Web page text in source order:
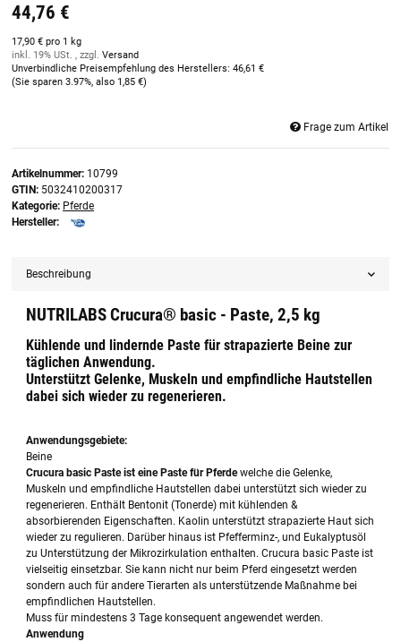
44,76 €
17,90 € pro 1 kg
inkl. 19% USt. , zzgl. Versand
Unverbindliche Preisempfehlung des Herstellers: 46,61 €
(Sie sparen 3.97%, also 1,85 €)
Frage zum Artikel
Artikelnummer: 10799
GTIN: 5032410200317
Kategorie: Pferde
Hersteller:
Beschreibung
NUTRILABS Crucura® basic - Paste, 2,5 kg
Kühlende und lindernde Paste für strapazierte Beine zur
täglichen Anwendung.
Unterstützt Gelenke, Muskeln und empfindliche Hautstellen
dabei sich wieder zu regenerieren.
Anwendungsgebiete:
Beine
Crucura basic Paste ist eine Paste für Pferdewelche die Gelenke,
Muskeln und empfindliche Hautstellen dabei unterstützt sich wieder zu
regenerieren. Enthält Bentonit (Tonerde) mit kühlenden &
absorbierenden Eigenschaften. Kaolin unterstützt strapazierte Haut sich
wieder zu regulieren. Darüber hinaus ist Pfefferminz-, und Eukalyptusöl
zu Unterstützung der Mikrozirkulation enthalten. Crucura basic Paste ist
vielseitig einsetzbar. Sie kann nicht nur beim Pferd eingesetzt werden
sondern auch für andere Tierarten als unterstützende Maßnahme bei
empfindlichen Hautstellen.
Muss für mindestens 3 Tage konsequent angewendet werden.
Anwendung